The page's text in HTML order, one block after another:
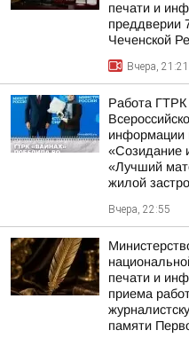
печати и
преддверии
Чеченской
Вчера, 21:21
Работа
информации
«Созидание
«Лучший
жилой
Вчера, 22:55
печати и
приема
памяти